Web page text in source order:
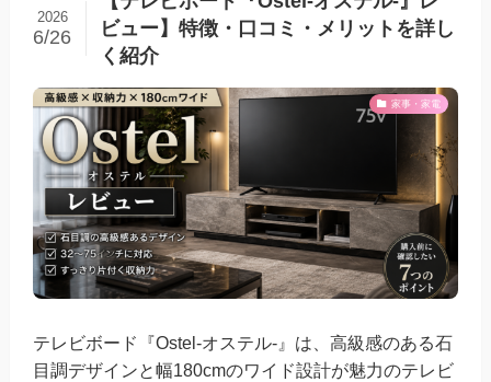
ビュー】特徴・口コミ・メリットを詳し
く紹介
2026
6/26
家事・家電
テレビボード『Ostel-オステル‐』は、高級感のある石
目調デザインと幅180cmのワイド設計が魅力のテレビ